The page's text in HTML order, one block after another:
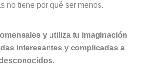
no tiene por qué ser menos.
y utiliza tu imaginación
interesantes y complicadas a